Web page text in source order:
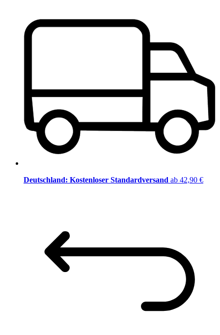
Deutschland: Kostenloser Standardversand ab 42,90 €